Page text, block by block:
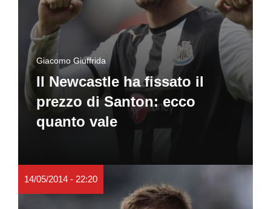
Giacomo Giuffrida
Il Newcastle ha fissato il
prezzo di Santon: ecco
quanto vale
14/05/2014 - 22:20